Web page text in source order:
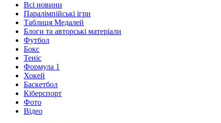
Всі новини
Паралімпійські ігри
Таблиця Медалей
Блоги та авторські матеріали
Футбол
Бокс
Теніс
Формула 1
Хокей
Баскетбол
Кіберспорт
Фото
Відео